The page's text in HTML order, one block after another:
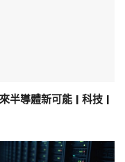
半導體新可能 | 科技 |